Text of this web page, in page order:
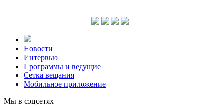
Новости
Интервью
Программы и ведущие
Сетка вещания
Мобильное приложение
Мы в соцсетях